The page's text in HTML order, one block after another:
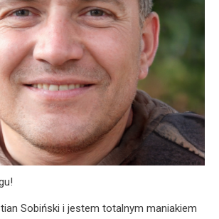
Sobiński i jestem totalnym maniakiem